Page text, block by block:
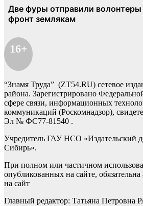
16+
“Знамя Труда” (ZT54.RU) сетевое
района. Зарегистрировано
сфере связи, информационных
коммуникаций (Роскомнадзор),
Эл № ФС77-81540 .
Учредитель ГАУ НСО «Издательский
Сибирь».
При полном или частичном
опубликованных на сайте,
на сайт
Главный редактор: Татьяна